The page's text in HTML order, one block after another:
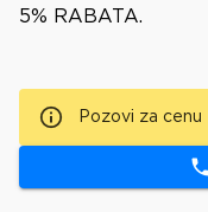
5% RABATA.
Pozovi za cenu